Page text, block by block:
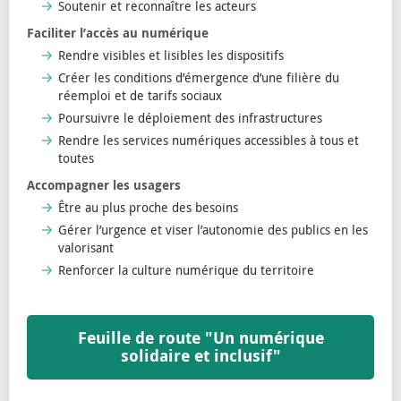
Soutenir et reconnaître les acteurs
Faciliter l’accès au numérique
Rendre visibles et lisibles les dispositifs
Créer les conditions d’émergence d’une filière du
réemploi et de tarifs sociaux
Poursuivre le déploiement des infrastructures
Rendre les services numériques accessibles à tous et
toutes
Accompagner les usagers
Être au plus proche des besoins
Gérer l’urgence et viser l’autonomie des publics en les
valorisant
Renforcer la culture numérique du territoire
Feuille de route "Un numérique
solidaire et inclusif"